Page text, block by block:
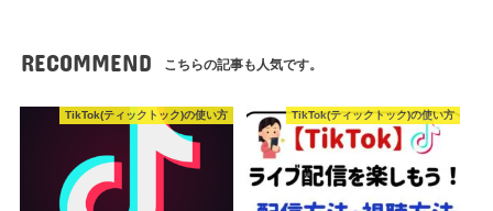
RECOMMEND こちらの記事も人気です。
TikTok(ティックトック)の使い方 TikTok(ティックトック)の使い方